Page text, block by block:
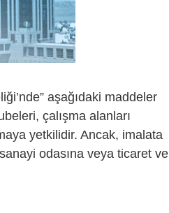
aşağıdaki maddeler
çalışma alanları
yetkilidir. Ancak, imalata
odasına veya ticaret ve